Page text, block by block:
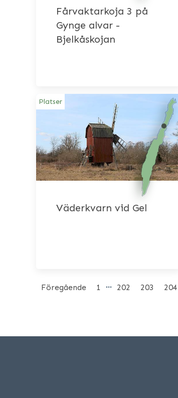
Fårvaktarkoja 3 på
Gynge alvar -
Bjelkåskojan
Platser
Väderkvarn vid Gel
Föregående 1 … 202 203 204